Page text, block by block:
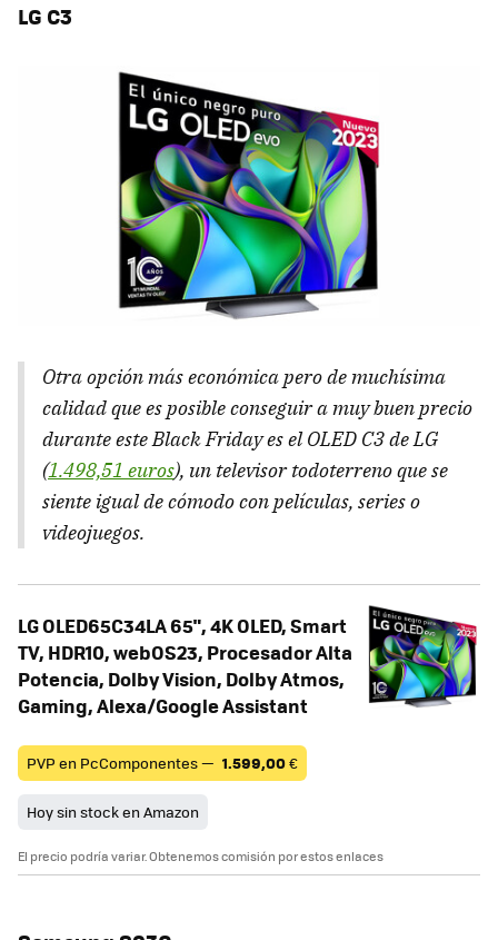
LG C3
Otra opción más económica pero de muchísima
calidad que es posible conseguir a muy buen precio
durante este Black Friday es el OLED C3 de LG
(1.498,51 euros), un televisor todoterreno que se
siente igual de cómodo con películas, series o
videojuegos.
LG OLED65C34LA 65", 4K OLED, Smart
TV, HDR10, webOS23, Procesador Alta
Potencia, Dolby Vision, Dolby Atmos,
Gaming, Alexa/Google Assistant
PVP en PcComponentes — 1.599,00€
Hoy sin stock en Amazon
El precio podría variar. Obtenemos comisión por estos enlaces